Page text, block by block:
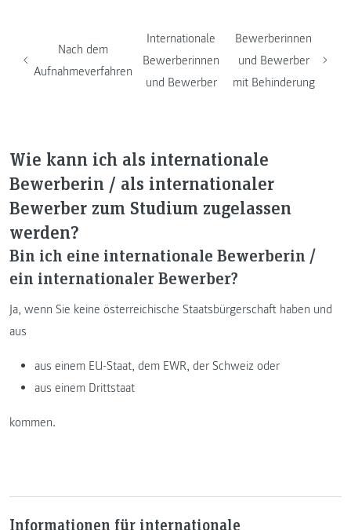
Nach dem
Aufnahmeverfahren
Internationale
Bewerberinnen
und Bewerber
Bewerberinnen
und Bewerber
mit Behinderung
Wie kann ich als internationale
Bewerberin / als internationaler
Bewerber zum Studium zugelassen
werden?
Bin ich eine internationale Bewerberin /
ein internationaler Bewerber?
Ja, wenn Sie keine österreichische Staatsbürgerschaft haben und
aus
aus einem EU-Staat, dem EWR, der Schweiz oder
aus einem Drittstaat
kommen.
Informationen für internationale